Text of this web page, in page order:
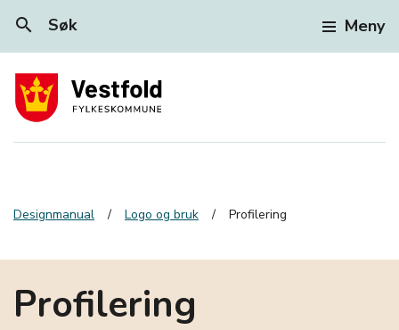
search Søk Meny
Designmanual Logo og bruk Profilering
Profilering